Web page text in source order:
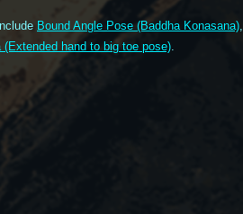
Bound Angle Pose (Baddha Konasana),
hand to big toe pose).